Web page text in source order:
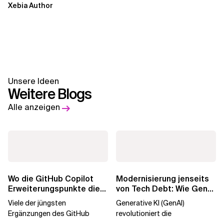
Xebia Author
Unsere Ideen
Weitere Blogs
Alle anzeigen
Wo die GitHub Copilot
Erweiterungspunkte die
Governance brechen
Viele der jüngsten
Ergänzungen des GitHub
Modernisierung jenseits
von Tech Debt: Wie GenAI
die
Generative KI (GenAI)
revolutioniert die